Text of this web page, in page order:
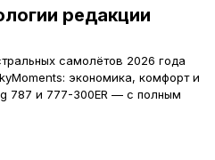
редакции
самолётов 2026 года
экономика, комфорт и
787 и 777-300ER — с полным